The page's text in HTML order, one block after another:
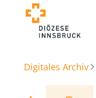
Digitales Archiv